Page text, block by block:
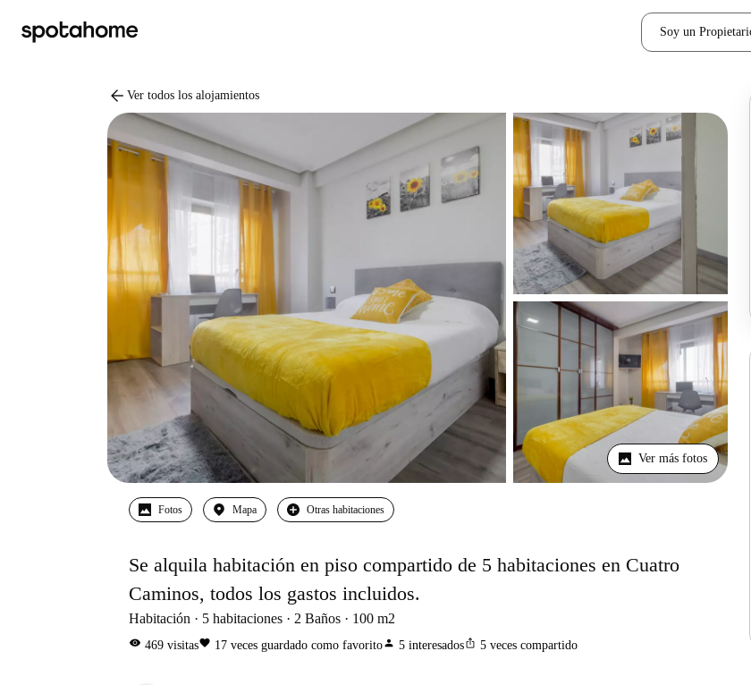
Soy un
arrow_back Ver todos los alojamientos
Ver más fotos
Fotos Mapa Otras habitaciones
Se alquila habitación en piso compartido de 5 habitaciones en Cuatro
Caminos, todos los gastos incluidos.
Habitación 5 habitaciones 2 Baños 100 m2
visibility 469 visitasfavorite 17 veces guardado como favoritoperson 5 interesadosios_share 5 veces compartido